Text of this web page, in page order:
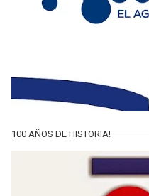
100 AÑOS DE HISTORIA!